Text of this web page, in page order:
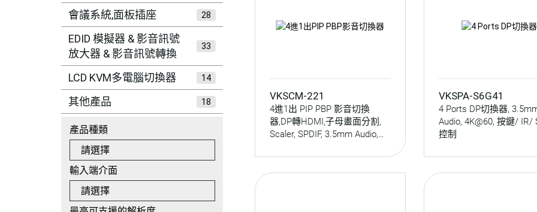
會議系統,面板插座 28
EDID 模擬器 & 影音訊號
放大器 & 影音訊號轉換
33
LCD KVM多電腦切換器 14
其他產品 18
產品種類
請選擇
輸入端介面
請選擇
VKSCM-221
4進1出 PIP PBP 影音切換
器,DP轉HDMI,子母畫面分割,
Scaler, SPDIF, 3.5mm Audio,
VKSPA-S6G41
4 Ports DP切換器,
Audio, 4K@60, 按鍵/ IR/
控制